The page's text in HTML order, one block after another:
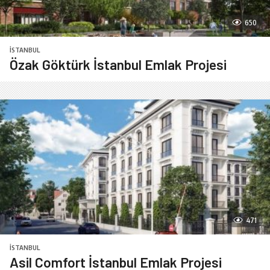
650
İSTANBUL
Özak Göktürk İstanbul Emlak Projesi
471
İSTANBUL
Asil Comfort İstanbul Emlak Projesi